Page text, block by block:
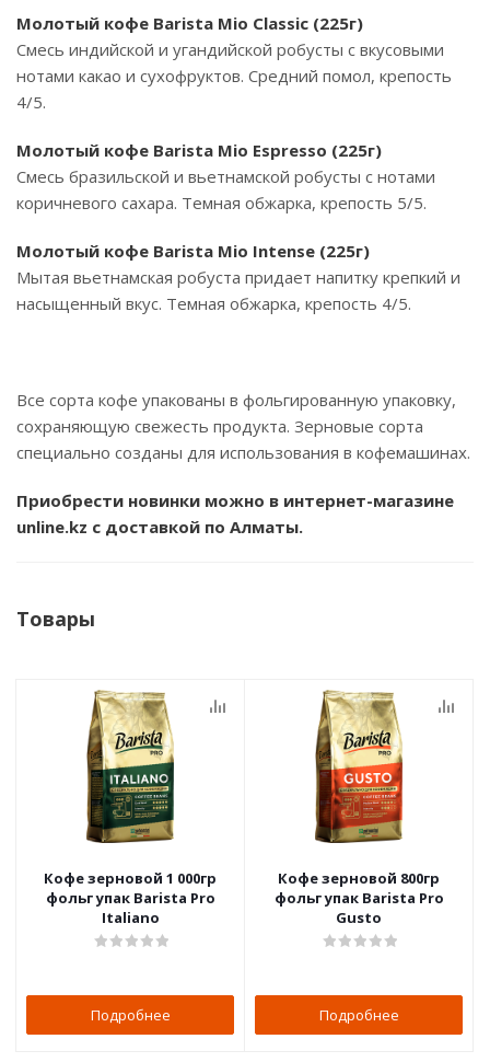
Молотый кофе Barista Mio Classic (225г)
Смесь индийской и угандийской робусты с вкусовыми
нотами какао и сухофруктов. Средний помол, крепость
4/5.
Молотый кофе Barista Mio Espresso (225г)
Смесь бразильской и вьетнамской робусты с нотами
коричневого сахара. Темная обжарка, крепость 5/5.
Молотый кофе Barista Mio Intense (225г)
Мытая вьетнамская робуста придает напитку крепкий и
насыщенный вкус. Темная обжарка, крепость 4/5.
Все сорта кофе упакованы в фольгированную упаковку,
сохраняющую свежесть продукта. Зерновые сорта
специально созданы для использования в кофемашинах.
Приобрести новинки можно в интернет-магазине
unline.kz с доставкой по Алматы.
Товары
Кофе зерновой 1 000гр
фольг упак Barista Pro
Italiano
Подробнее
Кофе зерновой 800гр
фольг упак Barista Pro
Gusto
Подробнее